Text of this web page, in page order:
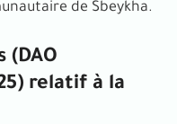
de Sbeykha.
(DAO
relatif à la